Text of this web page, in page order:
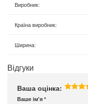
Виробник:
Країна виробник:
Ширина:
Відгуки
Ваша оцінка:
Ваше ім'я *